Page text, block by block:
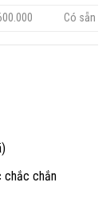
Có sẵn
chắc chắn